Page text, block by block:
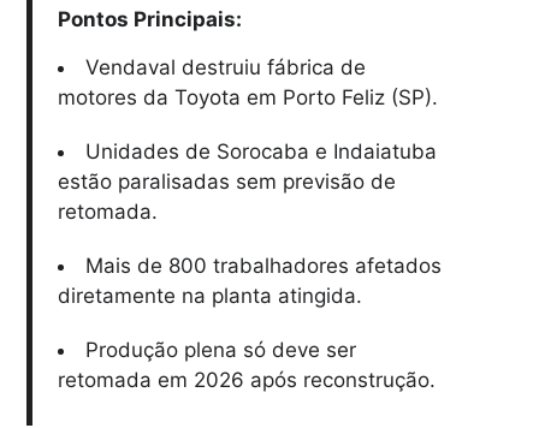
Pontos Principais:
Vendaval destruiu fábrica de
motores da Toyota em Porto Feliz (SP).
Unidades de Sorocaba e Indaiatuba
estão paralisadas sem previsão de
retomada.
Mais de 800 trabalhadores afetados
diretamente na planta atingida.
Produção plena só deve ser
retomada em 2026 após reconstrução.